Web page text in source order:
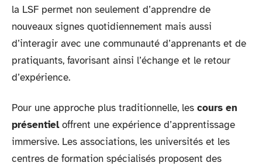
la LSF permet non seulement d’apprendre de
nouveaux signes quotidiennement mais aussi
d’interagir avec une communauté d’apprenants et de
pratiquants, favorisant ainsi l’échange et le retour
d’expérience.
Pour une approche plus traditionnelle, les cours en
présentieloffrent une expérience d’apprentissage
immersive. Les associations, les universités et les
centres de formation spécialisés proposent des